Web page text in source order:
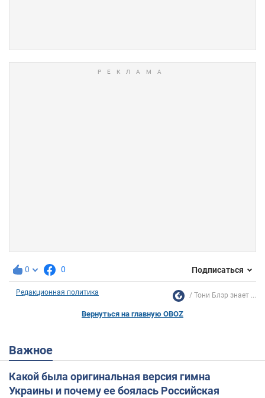
0 0 Подписаться
Редакционная политика Тони Блэр знает ...
Вернуться на главную OBOZ
Важное
Какой была оригинальная версия гимна
Украины и почему ее боялась Российская